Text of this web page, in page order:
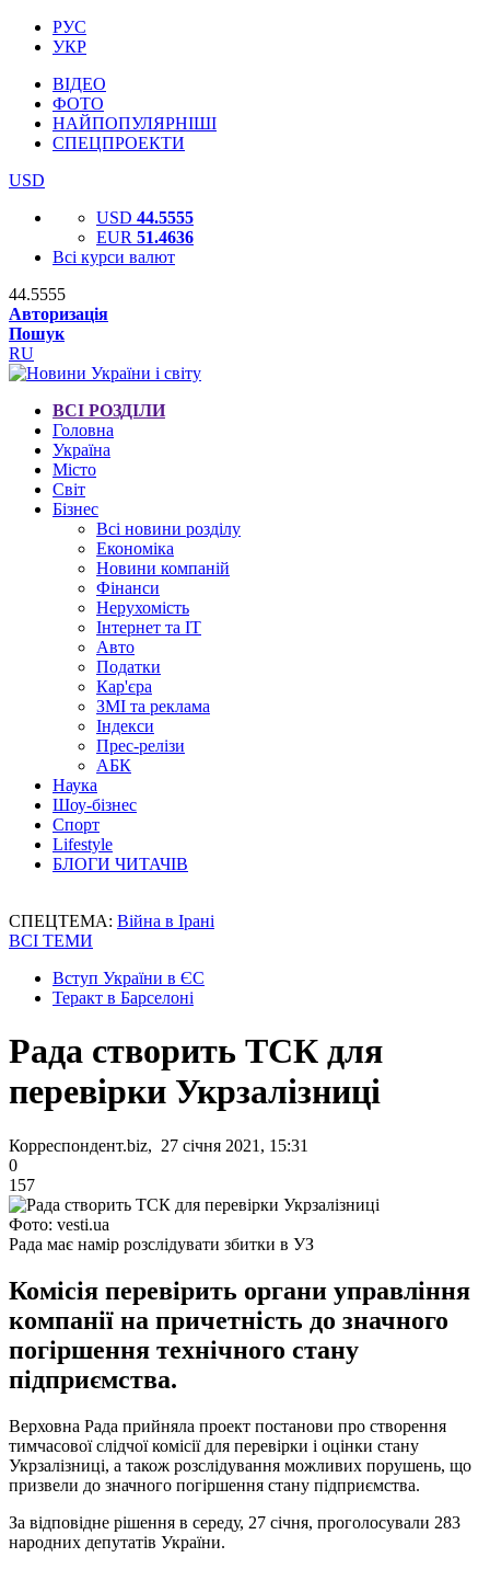
РУС
УКР
ВІДЕО
ФОТО
НАЙПОПУЛЯРНІШІ
СПЕЦПРОЕКТИ
USD
USD 44.5555
EUR 51.4636
Всі курси валют
44.5555
Авторизація
Пошук
RU
ВСІ РОЗДІЛИ
Головна
Україна
Місто
Світ
Бізнес
Всі новини розділу
Економіка
Новини компаній
Фінанси
Нерухомість
Інтернет та IT
Авто
Податки
Кар'єра
ЗМІ та реклама
Індекси
Прес-релізи
АБК
Наука
Шоу-бізнес
Спорт
Lifestyle
БЛОГИ ЧИТАЧІВ
СПЕЦТЕМА: Війна в Ірані
ВСІ ТЕМИ
Вступ України в ЄС
Теракт в Барселоні
Рада створить ТСК для
перевірки Укрзалізниці
Корреспондент.biz, 27 січня 2021, 15:31
0
157
Фото: vesti.ua
Рада має намір розслідувати збитки в УЗ
Комісія перевірить органи управління
компанії на причетність до значного
погіршення технічного стану
підприємства.
Верховна Рада прийняла проект постанови про створення
тимчасової слідчої комісії для перевірки і оцінки стану
Укрзалізниці, а також розслідування можливих порушень, що
призвели до значного погіршення стану підприємства.
За відповідне рішення в середу, 27 січня, проголосували 283
народних депутатів України.